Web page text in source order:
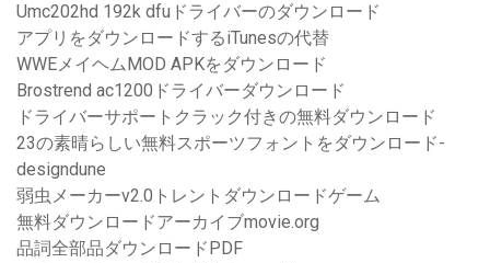
Umc202hd 192k dfuドライバーのダウンロード
アプリをダウンロードするiTunesの代替
WWEメイヘムMOD APKをダウンロード
Brostrend ac1200ドライバーダウンロード
ドライバーサポートクラック付きの無料ダウンロード
23の素晴らしい無料スポーツフォントをダウンロード-
designdune
弱虫メーカーv2.0トレントダウンロードゲーム
無料ダウンロードアーカイブmovie.org
品詞全部品ダウンロードPDF